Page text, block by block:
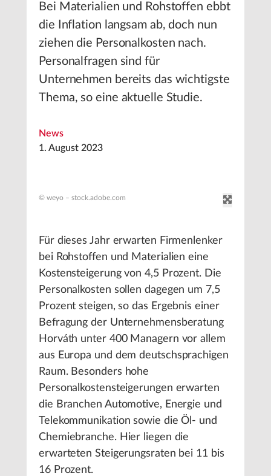
Bei Materialien und Rohstoffen ebbt
die Inflation langsam ab, doch nun
ziehen die Personalkosten nach.
Personalfragen sind für
Unternehmen bereits das wichtigste
Thema, so eine aktuelle Studie.
News
1. August 2023
© weyo – stock.adobe.com
Für dieses Jahr erwarten Firmenlenker
bei Rohstoffen und Materialien eine
Kostensteigerung von 4,5 Prozent. Die
Personalkosten sollen dagegen um 7,5
Prozent steigen, so das Ergebnis einer
Befragung der Unternehmensberatung
Horváth unter 400 Managern vor allem
aus Europa und dem deutschsprachigen
Raum. Besonders hohe
Personalkostensteigerungen erwarten
die Branchen Automotive, Energie und
Telekommunikation sowie die Öl- und
Chemiebranche. Hier liegen die
erwarteten Steigerungsraten bei 11 bis
16 Prozent.